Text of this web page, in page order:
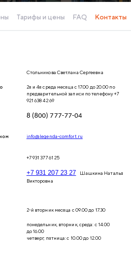
Тарифы и цены FAQ Контакты
Стольникова Светлана Сергеевна
2я и 4я среда месяца с 17.00 до 20.00 по
предварительной записи по телефону+7
921 638 42 69
8 (800) 777-77-04
info@legenda-comfort.ru
+7 931 377 61 25
+7 931 207 23 27
Шашкина Наталья
Викторовна
2-й вторник месяца с 09.00 до 17.30
понедельник, вторник, среда: с 14.00
до 16.00
четверг, пятница: с 10.00 до 12.00